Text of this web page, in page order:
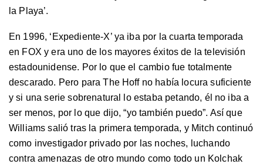
la Playa’.
En 1996, ‘Expediente-X’ ya iba por la cuarta temporada
en FOX y era uno de los mayores éxitos de la televisión
estadounidense. Por lo que el cambio fue totalmente
descarado. Pero para The Hoff no había locura suficiente
y si una serie sobrenatural lo estaba petando, él no iba a
ser menos, por lo que dijo, “yo también puedo”. Así que
Williams salió tras la primera temporada, y Mitch continuó
como investigador privado por las noches, luchando
contra amenazas de otro mundo como todo un Kolchak